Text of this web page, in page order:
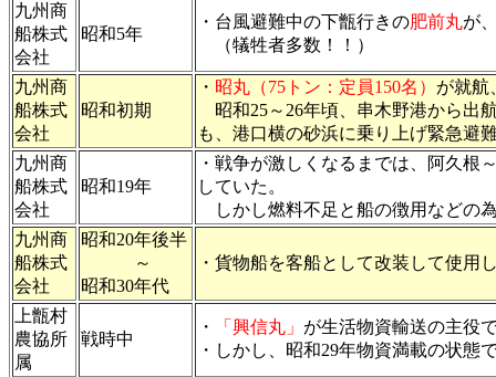
九州商
船株式
会社
昭和5年
・台風避難中の下甑行きの肥前丸が
（犠牲者多数！！）
九州商
船株式
会社
昭和初期
・ 昭丸（75トン：定員150名） が就航
昭和25～26年頃、串木野港から出
も、港口横の砂浜に乗り上げ緊急避
九州商
船株式
会社
昭和19年
・戦争が激しくなるまでは、阿久根
していた。
しかし燃料不足と船の徴用などの
九州商
船株式
会社
昭和20年後半
～
昭和30年代
・貨物船を客船として改装して使用
上甑村
農協所
属
戦時中
・ 「興信丸」 が生活物資輸送の主役
・しかし、昭和29年物資満載の状態